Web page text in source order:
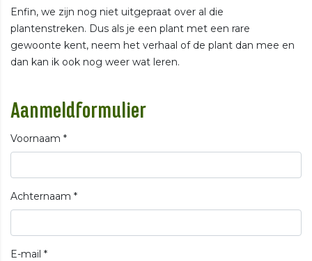
Enfin, we zijn nog niet uitgepraat over al die
plantenstreken. Dus als je een plant met een rare
gewoonte kent, neem het verhaal of de plant dan mee en
dan kan ik ook nog weer wat leren.
Aanmeldformulier
Voornaam *
Achternaam *
E-mail *